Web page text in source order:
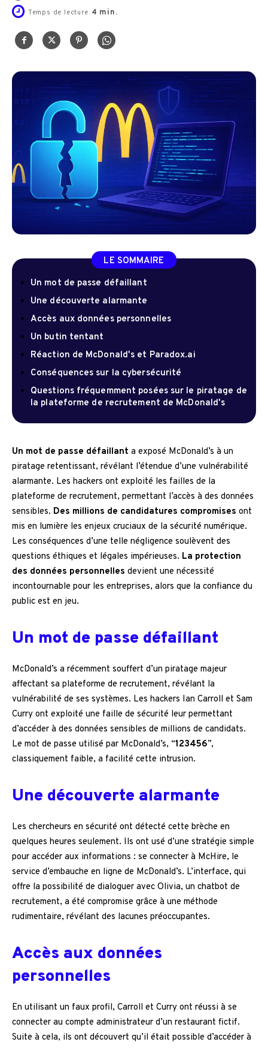
Temps de lecture 4 min.
LE SOMMAIRE
Un mot de passe défaillant
Une découverte alarmante
Accès aux données personnelles
Un butin tentant
Réaction de McDonald's et Paradox.ai
Conséquences sur la cybersécurité
Questions fréquemment posées sur le piratage de
la plateforme de recrutement de McDonald's
Un mot de passe défaillant a exposé McDonald’s à un
piratage retentissant, révélant l’étendue d’une vulnérabilité
alarmante. Les hackers ont exploité les failles de la
plateforme de recrutement, permettant l’accès à des données
sensibles. Des millions de candidatures compromises ont
mis en lumière les enjeux cruciaux de la sécurité numérique.
Les conséquences d’une telle négligence soulèvent des
questions éthiques et légales impérieuses. La protection
des données personnelles devient une nécessité
incontournable pour les entreprises, alors que la confiance du
public est en jeu.
Un mot de passe défaillant
McDonald’s a récemment souffert d’un piratage majeur
affectant sa plateforme de recrutement, révélant la
vulnérabilité de ses systèmes. Les hackers Ian Carroll et Sam
Curry ont exploité une faille de sécurité leur permettant
d’accéder à des données sensibles de millions de candidats.
Le mot de passe utilisé par McDonald’s, “123456”,
classiquement faible, a facilité cette intrusion.
Une découverte alarmante
Les chercheurs en sécurité ont détecté cette brèche en
quelques heures seulement. Ils ont usé d’une stratégie simple
pour accéder aux informations : se connecter à McHire, le
service d’embauche en ligne de McDonald’s. L’interface, qui
offre la possibilité de dialoguer avec Olivia, un chatbot de
recrutement, a été compromise grâce à une méthode
rudimentaire, révélant des lacunes préoccupantes.
Accès aux données
personnelles
En utilisant un faux profil, Carroll et Curry ont réussi à se
connecter au compte administrateur d’un restaurant fictif.
Suite à cela, ils ont découvert qu’il était possible d’accéder à